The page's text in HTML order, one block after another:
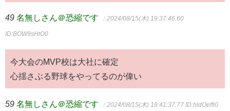
49 名無しさん＠恐縮です ：2024/08/15(木) 19:37:46.60
ID:BOW9sHtO0
今大会のMVP校は大社に確定
心揺さぶる野球をやってるのが偉い
59 名無しさん＠恐縮です ：2024/08/15(木) 19:41:37.77 ID:hldOeffi0